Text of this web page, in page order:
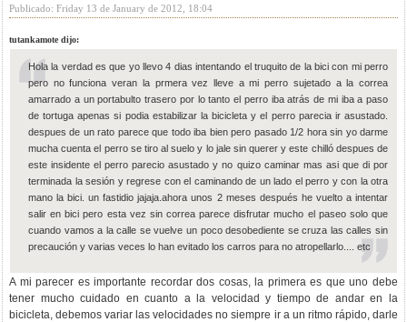
Publicado: Friday 13 de January de 2012, 18:04
tutankamote dijo:
Hola la verdad es que yo llevo 4 dias intentando el truquito de la bici con mi perro
pero no funciona veran la prmera vez lleve a mi perro sujetado a la correa
amarrado a un portabulto trasero por lo tanto el perro iba atrás de mi iba a paso
de tortuga apenas si podia estabilizar la bicicleta y el perro parecia ir asustado.
despues de un rato parece que todo iba bien pero pasado 1/2 hora sin yo darme
mucha cuenta el perro se tiro al suelo y lo jale sin querer y este chilló despues de
este insidente el perro parecio asustado y no quizo caminar mas asi que di por
terminada la sesión y regrese con el caminando de un lado el perro y con la otra
mano la bici. un fastidio jajaja.ahora unos 2 meses después he vuelto a intentar
salir en bici pero esta vez sin correa parece disfrutar mucho el paseo solo que
cuando vamos a la calle se vuelve un poco desobediente se cruza las calles sin
precaución y varias veces lo han evitado los carros para no atropellarlo.... etc
A mi parecer es importante recordar dos cosas, la primera es que uno debe
tener mucho cuidado en cuanto a la velocidad y tiempo de andar en la
bicicleta, debemos variar las velocidades no siempre ir a un ritmo rápido, darle